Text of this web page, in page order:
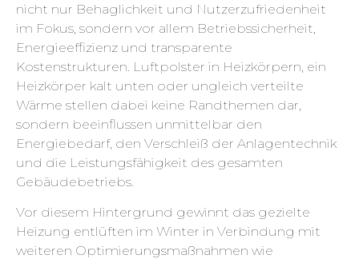
nicht nur Behaglichkeit und Nutzerzufriedenheit
im Fokus, sondern vor allem Betriebssicherheit,
Energieeffizienz und transparente
Kostenstrukturen. Luftpolster in Heizkörpern, ein
Heizkörper kalt unten oder ungleich verteilte
Wärme stellen dabei keine Randthemen dar,
sondern beeinflussen unmittelbar den
Energiebedarf, den Verschleiß der Anlagentechnik
und die Leistungsfähigkeit des gesamten
Gebäudebetriebs.
Vor diesem Hintergrund gewinnt das gezielte
Heizung entlüften im Winter in Verbindung mit
weiteren Optimierungsmaßnahmen wie